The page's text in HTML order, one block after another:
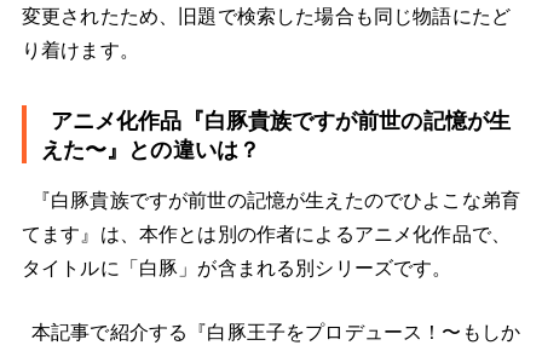
変更されたため、旧題で検索した場合も同じ物語にたど
り着けます。
アニメ化作品『白豚貴族ですが前世の記憶が生
えた〜』との違いは？
『白豚貴族ですが前世の記憶が生えたのでひよこな弟育
てます』は、本作とは別の作者によるアニメ化作品で、
タイトルに「白豚」が含まれる別シリーズです。
本記事で紹介する『白豚王子をプロデュース！〜もしか